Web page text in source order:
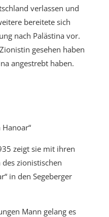
verlassen und
bereitete sich
nach Palästina vor.
gesehen haben
angestrebt haben.
zeigt sie mit ihren
zionistischen
in den Segeberger
Mann gelang es